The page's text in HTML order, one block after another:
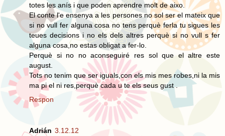
totes les anís i que poden aprendre molt de aixo.
El conte l'e ensenya a les persones no sol ser el mateix que
si no vull fer alguna cosa no tens perquè ferla tu sigues les
teues decisions i no els dels altres perquè si no vull s fer
alguna cosa,no estas obligat a fer-lo.
Perquè si no no aconseguiré res sol que el altre este
august.
Tots no tenim que ser iguals,con els mis mes robes,ni la mis
ma pi el ni res,perquè cada u te els seus gust .
Respon
Adrián 3.12.12